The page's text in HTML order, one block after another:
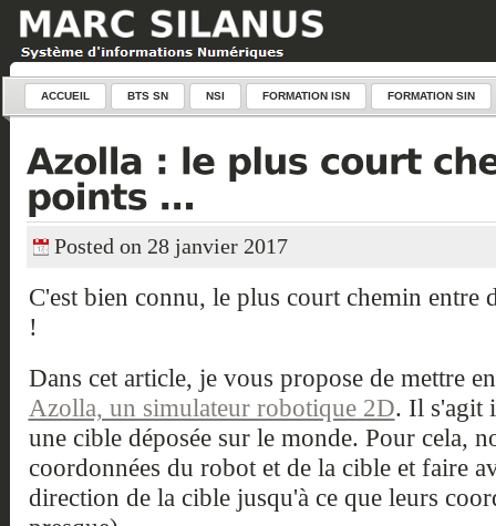
ACCUEIL BTS SN NSI FORMATION ISN FORMATION SIN
Posted on 28 janvier 2017
C'est bien connu, le plus court chemin entre
!
Dans cet article, je vous propose de mettre
Azolla, un simulateur robotique 2D. Il s'agit
une cible déposée sur le monde. Pour cela,
coordonnées du robot et de la cible et faire
direction de la cible jusqu'à ce que leurs